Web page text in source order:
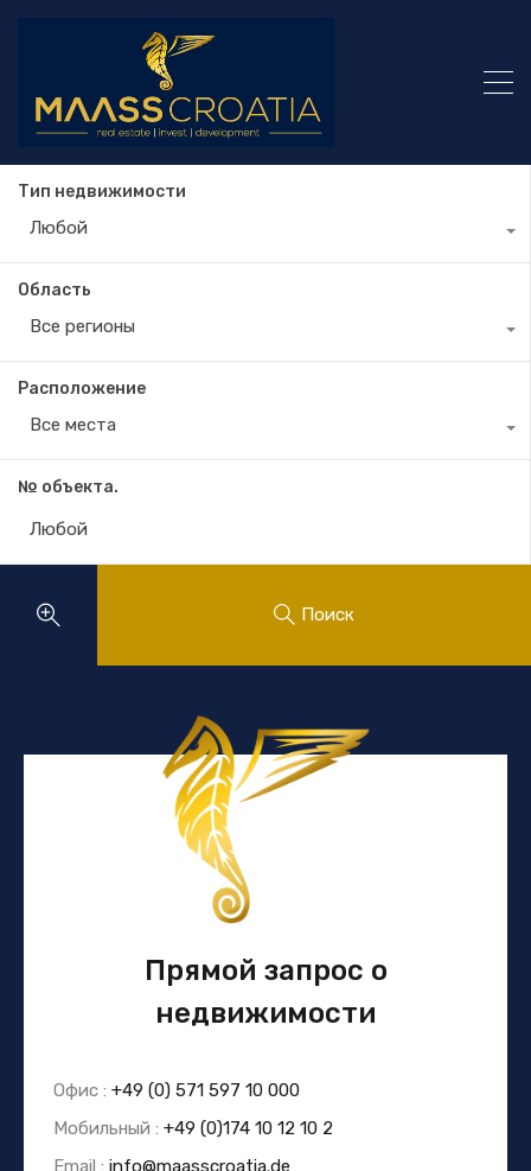
Тип недвижимости
Любой
Область
Все регионы
Расположение
Все места
№ объекта.
Поиск
Прямой запрос о
недвижимости
Офис : +49 (0) 571 597 10 000
Мобильный : +49 (0)174 10 12 10 2
Email : info@maasscroatia.de